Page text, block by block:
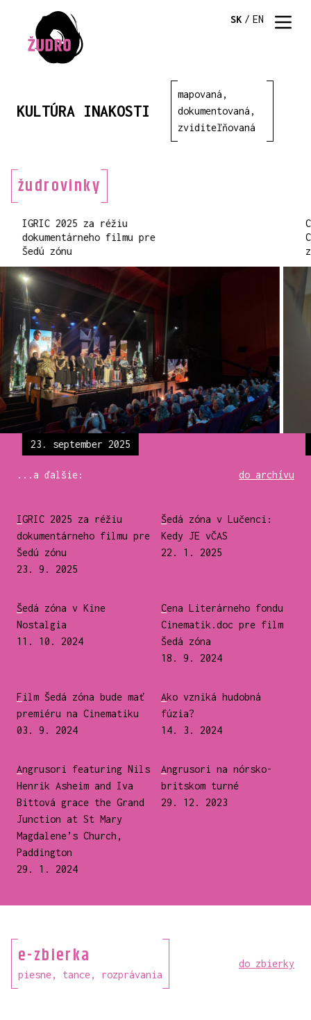
SK / EN
KULTÚRA INAKOSTI
mapovaná,
dokumentovaná,
zviditeľňovaná
žudrovinky
IGRIC 2025 za réžiu
dokumentárneho filmu pre
Šedú zónu
23. september 2025
...a ďalšie: do archívu
IGRIC 2025 za réžiu
dokumentárneho filmu pre
Šedú zónu
23. 9. 2025
Šedá zóna v Lučenci:
Kedy JE vČAS
22. 1. 2025
Šedá zóna v Kine
Nostalgia
11. 10. 2024
Cena Literárneho fondu
Cinematik.doc pre film
Šedá zóna
18. 9. 2024
Film Šedá zóna bude mať
premiéru na Cinematiku
03. 9. 2024
Ako vzniká hudobná
fúzia?
14. 3. 2024
Angrusori featuring Nils
Henrik Asheim and Iva
Bittová grace the Grand
Junction at St Mary
Magdalene’s Church,
Paddington
29. 1. 2024
Angrusori na nórsko-
britskom turné
29. 12. 2023
e-zbierka
piesne, tance, rozprávania
do zbierky